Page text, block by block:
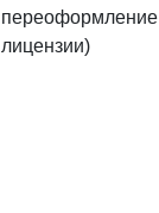
переоформление
лицензии)